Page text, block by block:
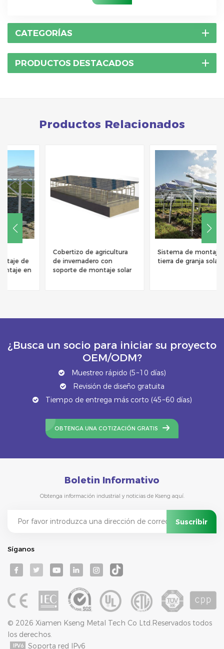
CATEGORÍAS
PRODUCTOS DESTACADOS
Productos Relacionados
Cobertizo de agricultura
de invernadero con
soporte de montaje solar
Sistema de montaje en
tierra de granja solar
¿Busca un socio para iniciar su proyecto
OEM/ODM?
Muestreo rápido (5~10 días)
Revisión de diseño gratuita
Tiempo de entrega más corto (45~60 días)
OBTENGA UNA COTIZACIÓN GRATIS
Boletin Informativo
Obtenga información industrial y noticias de Kseng aquí.
Síganos
© 2026 Xiamen Kseng Metal Tech Co Ltd.Reservados todos
los derechos.
Soporta red IPv6